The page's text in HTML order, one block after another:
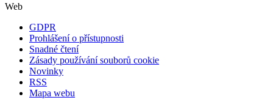
Web
GDPR
Prohlášení o přístupnosti
Snadné čtení
Zásady používání souborů cookie
Novinky
RSS
Mapa webu